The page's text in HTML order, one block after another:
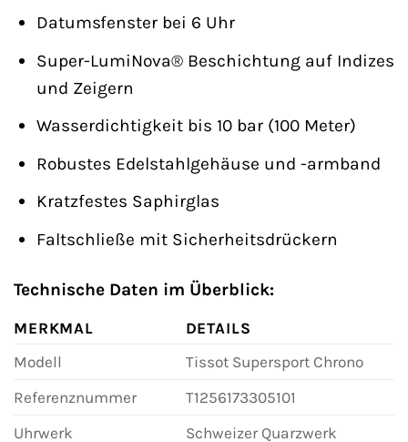
Datumsfenster bei 6 Uhr
Super-LumiNova® Beschichtung auf Indizes
und Zeigern
Wasserdichtigkeit bis 10 bar (100 Meter)
Robustes Edelstahlgehäuse und -armband
Kratzfestes Saphirglas
Faltschließe mit Sicherheitsdrückern
Technische Daten im Überblick:
MERKMAL
DETAILS
Modell
Tissot Supersport Chrono
Referenznummer
T1256173305101
Uhrwerk
Schweizer Quarzwerk